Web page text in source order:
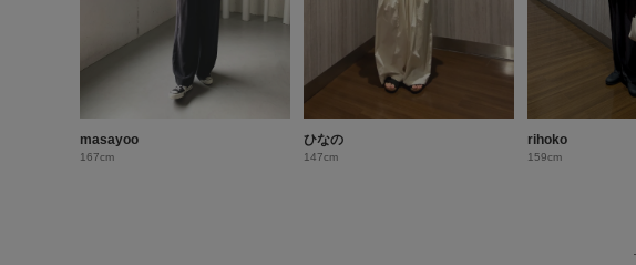
masayoo
167cm
ひなの
147cm
rihoko
159cm